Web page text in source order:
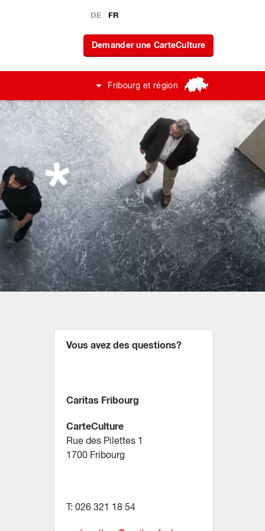
DE FR
Demander une CarteCulture
Fribourg et région
de la vie
CarteCulture
Vous avez des questions?
Caritas Fribourg
CarteCulture
Rue des Pilettes 1
1700 Fribourg
T: 026 321 18 54